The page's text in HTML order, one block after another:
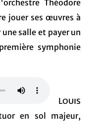
Théodore
jouer ses œuvres à
salle et payer un
symphonie
Louis
en sol majeur,